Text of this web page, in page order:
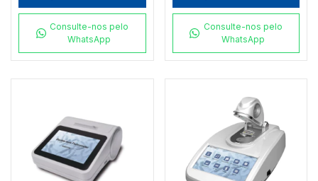
Consulte-nos pelo
WhatsApp
Consulte-nos pelo
WhatsApp